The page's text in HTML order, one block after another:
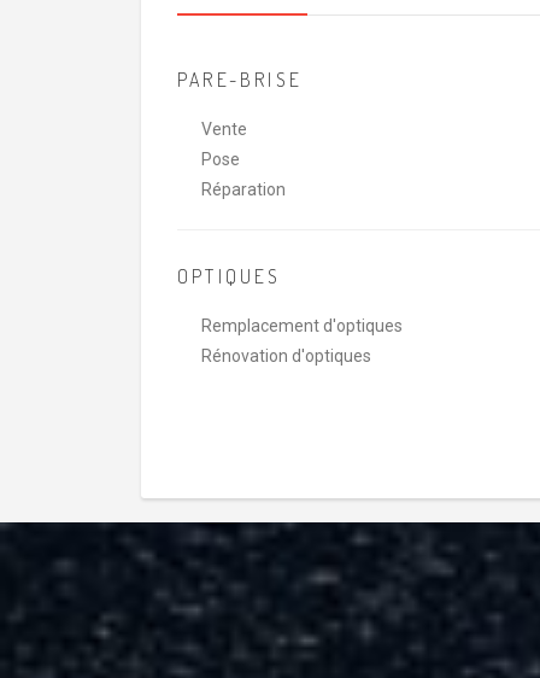
PARE-BRISE
Vente
Pose
Réparation
OPTIQUES
Remplacement d'optiques
Rénovation d'optiques